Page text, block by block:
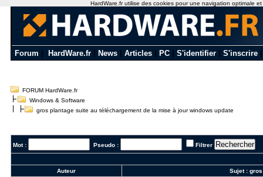
Forum HardWare.fr News Articles PC S'identifier S'inscrire
FORUM HardWare.fr
Windows & Software
gros plantage suite au téléchargement de la mise à jour windows update
Mot : Pseudo : Filtrer
Auteur Sujet :
HardWare.fr utilise des cookies pour une navigation optimale